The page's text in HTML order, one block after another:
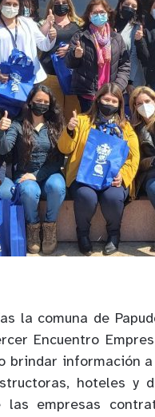
la comuna de P
Encuentro E
brindar información
hoteles y
las empresas